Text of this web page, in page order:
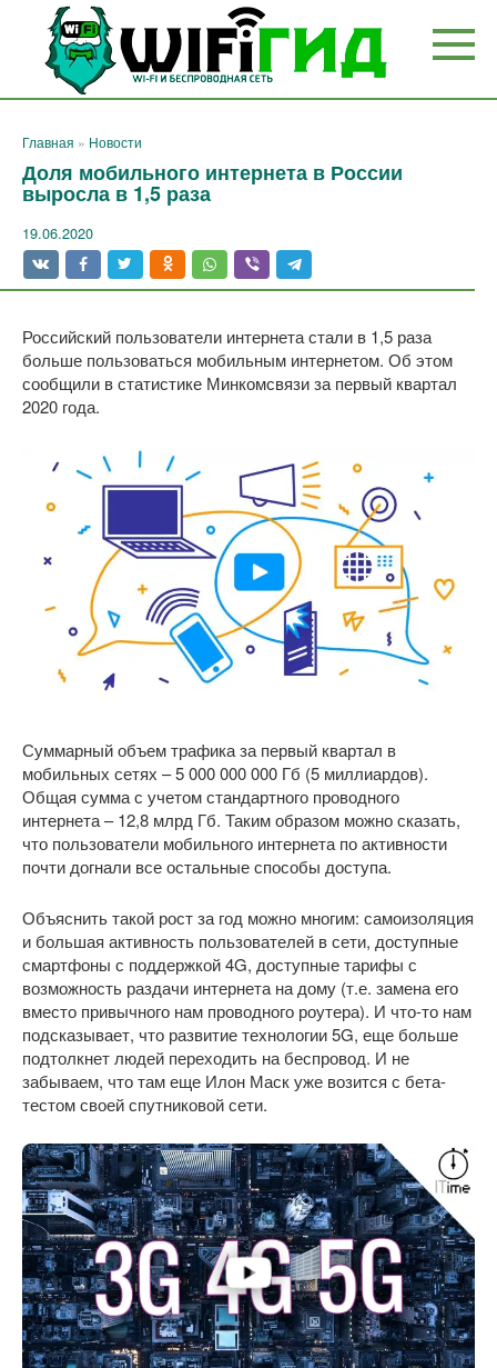
Перейти
контенту
Главная » Новости
Доля мобильного интернета в России
выросла в 1,5 раза
19.06.2020
Российский пользователи интернета стали в 1,5 раза
больше пользоваться мобильным интернетом. Об этом
сообщили в статистике Минкомсвязи за первый квартал
2020 года.
Суммарный объем трафика за первый квартал в
мобильных сетях – 5 000 000 000 Гб (5 миллиардов).
Общая сумма с учетом стандартного проводного
интернета – 12,8 млрд Гб. Таким образом можно сказать,
что пользователи мобильного интернета по активности
почти догнали все остальные способы доступа.
Объяснить такой рост за год можно многим: самоизоляция
и большая активность пользователей в сети, доступные
смартфоны с поддержкой 4G, доступные тарифы с
возможность раздачи интернета на дому (т.е. замена его
вместо привычного нам проводного роутера). И что-то нам
подсказывает, что развитие технологии 5G, еще больше
подтолкнет людей переходить на беспровод. И не
забываем, что там еще Илон Маск уже возится с бета-
тестом своей спутниковой сети.